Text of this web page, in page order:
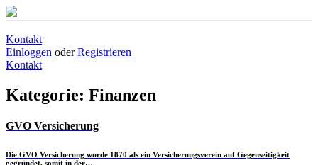
Kontakt
Einloggen oder Registrieren
Kontakt
Kategorie: Finanzen
GVO Versicherung
Die GVO Versicherung wurde 1870 als ein Versicherungsverein auf Gegenseitigkeit
gegründet, somit in der…